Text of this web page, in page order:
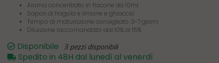
Aroma concentrato in flacone da 10ml
Sapori di fragola e limone e ghiaccio
Tempo di maturazione consigliato: 3-7 giorni
Diluizione raccomandata: dal 10% al 15%
Disponibile 3 pezzi disponibili
Spedito in 48H dal lunedì al venerdì